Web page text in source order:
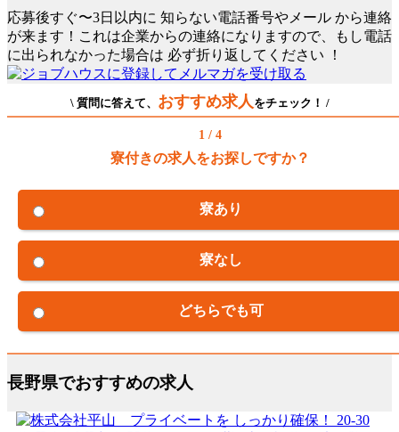
応募後すぐ〜3日以内に 知らない電話番号やメール から連絡
が来ます！これは企業からの連絡になりますので、もし電話
に出られなかった場合は 必ず折り返してください ！
\ 質問に答えて、 おすすめ求人をチェック！ /
1 / 4
寮付きの求人をお探しですか？
寮あり
寮なし
どちらでも可
長野県でおすすめの求人